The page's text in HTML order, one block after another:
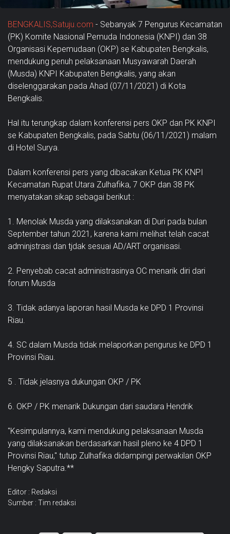
BENGKALIS,Satuju.com - Sebanyak 7 Pengurus Kecamatan
(PK) Komite Nasional Pemuda Indonesia (KNPI) dan 38
Organisasi Kepemudaan (OKP) se Kabupaten Bengkalis,
mendukung penuh pelaksanaan Musyawarah Daerah
(Musda) KNPI Kabupaten Bengkalis, yang akan
diselenggarakan pada Ahad (07/11/2021) di Kota
Bengkalis.
Hal itu terungkap dalam konferensi pers OKP dan PK KNPI
se Kabupaten Bengkalis, pada Sabtu (06/11/2021) malam
di Hotel Surya.
Dalam konferensi pers yang dibacakan Ketua PK KNPI
Kecamatan Rupat Utara Zulhafika, 7 OKP dan 38 PK
menyatakan sikap sebagai berikut :
1. Menolak Musda yang dilaksanakan di Duri pada bulan
September tahun 2021, karena kami melihat telah cacat
adminjstrasi dan tjdak sesuai AD/ART organisasi.
2. Penyebab cacat administrasinya OC menarik diri dari
forum Musda
3. Tidak adanya laporan hasil Musda ke DPD 1 Provinsi
Riau.
4. SC dalam Musda tidak melaporkan pengurus ke DPD 1
Provinsi Riau.
5 . Tidak jelasnya dukungan OKP / PK
6. OKP / PK menarik Dukungan dari saudara Hendrik
"Kesimpulannya, kami mendukung pelaksanaan Musda
yang dilaksanakan berdasarkan hasil pleno ke 4 DPD 1
Provinsi Riau," tutup Zulhafika didampingi perwakilan OKP
Hengky Saputra.**
Editor : Redaksi
Sumber : Tim redaksi